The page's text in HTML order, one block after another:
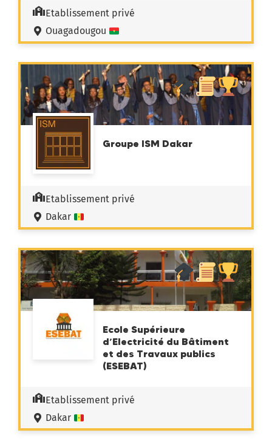
Etablissement privé
Ouagadougou
Groupe ISM Dakar
Etablissement privé
Dakar
Ecole Supérieure
d’Electricité du Bâtiment
et des Travaux publics
(ESEBAT)
Etablissement privé
Dakar